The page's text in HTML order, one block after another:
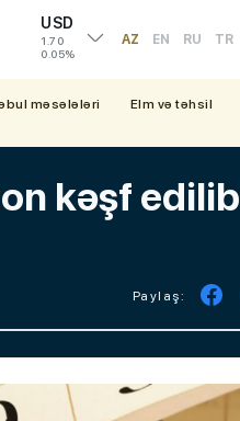
USD
1.70
0.05%
AZ EN RU TR
məsələləri Elm və təhsil
kəşf edilib
Paylaş: